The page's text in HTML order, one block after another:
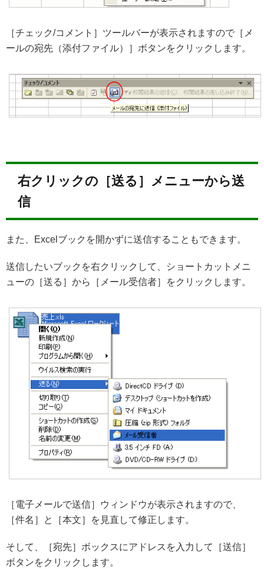
［チェック/コメント］ツールバーが表示されますので［メ
ールの宛先（添付ファイル）］ボタンをクリックします。
右クリックの［送る］メニューから送
信
また、Excelブックを開かずに送信することもできます。
送信したいブックを右クリックして、ショートカットメニ
ューの［送る］から［メール受信者］をクリックします。
［電子メールで送信］ウィンドウが表示されますので、
［件名］と［本文］を見直して修正します。
そして、［宛先］ボックスにアドレスを入力して［送信］
ボタンをクリックします。